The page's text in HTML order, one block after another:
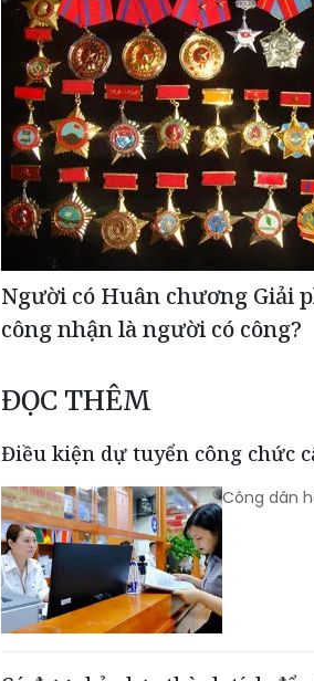
Người có Huân chương Giải
công nhận là người có công?
ĐỌC THÊM
Điều kiện dự tuyển công chức
Công dân